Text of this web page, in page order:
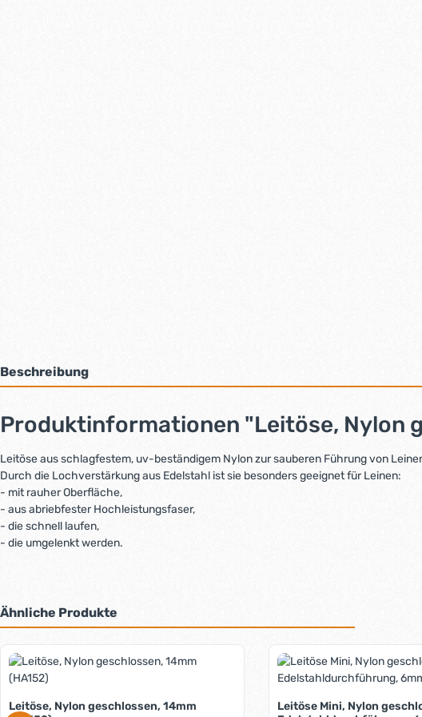
Beschreibung
Produktinformationen "Leitöse, Nylon
Leitöse aus schlagfestem, uv-beständigem Nylon zur sauberen Führung von
Durch die Lochverstärkung aus Edelstahl ist sie besonders geeignet für Leinen:
- mit rauher Oberfläche,
- aus abriebfester Hochleistungsfaser,
- die schnell laufen,
- die umgelenkt werden.
Ähnliche Produkte
Produktgalerie überspringen
Leitöse, Nylon geschlossen, 14mm
Leitöse Mini, Nylon